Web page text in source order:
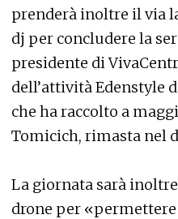
prenderà inoltre il via
dj per concludere la
presidente di
dell’attività Edenstyle
che ha raccolto a
Tomicich, rimasta nel
La giornata sarà
drone per «permettere